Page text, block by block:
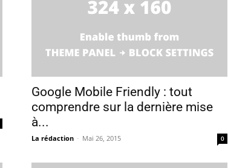
Google Mobile Friendly : tout
comprendre sur la dernière mise
à...
La rédaction - Mai 26, 2015 0